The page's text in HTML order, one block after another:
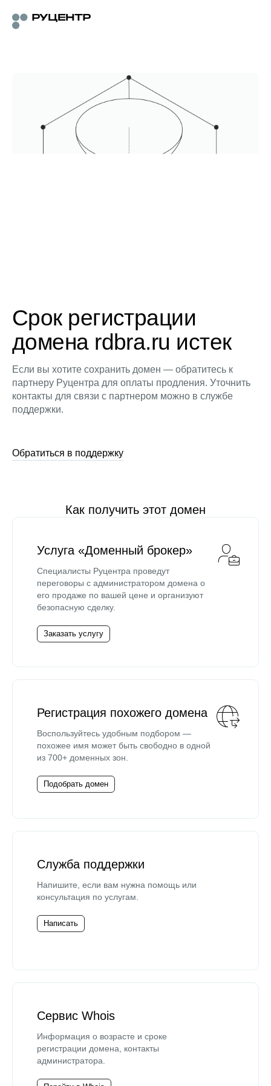
Срок регистрации
домена rdbra.ru истек
Если вы хотите сохранить домен — обратитесь к
партнеру Руцентра для оплаты продления. Уточнить
контакты для связи с партнером можно в службе
поддержки.
Обратиться в поддержку
Как получить этот домен
Услуга «Доменный брокер»
Специалисты Руцентра проведут
переговоры с администратором домена о
его продаже по вашей цене и организуют
безопасную сделку.
Заказать услугу
Регистрация похожего домена
Воспользуйтесь удобным подбором —
похожее имя может быть свободно в одной
из 700+ доменных зон.
Подобрать домен
Служба поддержки
Напишите, если вам нужна помощь или
консультация по услугам.
Написать
Сервис Whois
Информация о возрасте и сроке
регистрации домена, контакты
администратора.